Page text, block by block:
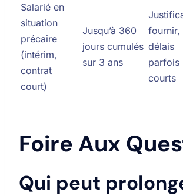
Salarié en
situation
précaire
(intérim,
contrat
court)
Jusqu’à 360
jours cumulés
sur 3 ans
fournir,
délais
parfois
courts
Foire Aux
Qui peut